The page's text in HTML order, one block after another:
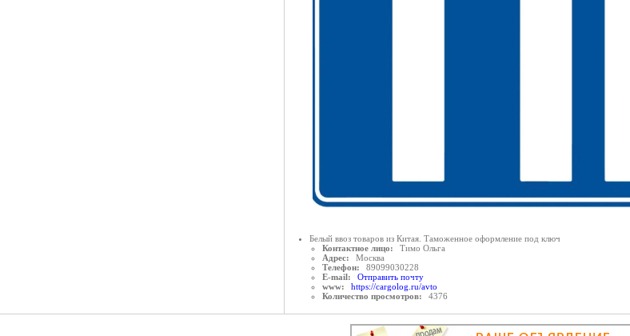
Белый ввоз товаров из Китая. Таможенное оформление под ключ
Контактное лицо:
Тимо Ольга
Адрес:
Москва
Телефон:
89099030228
E-mail:
Отправить почту
www:
https://cargolog.ru/avto
Количество просмотров:
4376